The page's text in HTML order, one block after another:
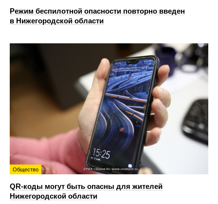
Режим беспилотной опасности повторно введен
в Нижегородской области
Общество
QR-коды могут быть опасны для жителей
Нижегородской области